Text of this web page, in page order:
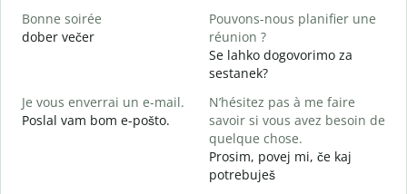
Bonne soirée
dober večer
Pouvons-nous planifier une
réunion ?
Se lahko dogovorimo za
sestanek?
Je vous enverrai un e-mail.
Poslal vam bom e-pošto.
N’hésitez pas à me faire
savoir si vous avez besoin de
quelque chose.
Prosim, povej mi, če kaj
potrebuješ